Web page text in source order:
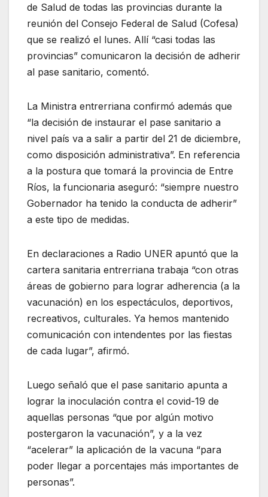
de Salud de todas las provincias durante la
reunión del Consejo Federal de Salud (Cofesa)
que se realizó el lunes. Allí “casi todas las
provincias” comunicaron la decisión de adherir
al pase sanitario, comentó.
La Ministra entrerriana confirmó además que
“la decisión de instaurar el pase sanitario a
nivel país va a salir a partir del 21 de diciembre,
como disposición administrativa”. En referencia
a la postura que tomará la provincia de Entre
Ríos, la funcionaria aseguró: “siempre nuestro
Gobernador ha tenido la conducta de adherir”
a este tipo de medidas.
En declaraciones a Radio UNER apuntó que la
cartera sanitaria entrerriana trabaja “con otras
áreas de gobierno para lograr adherencia (a la
vacunación) en los espectáculos, deportivos,
recreativos, culturales. Ya hemos mantenido
comunicación con intendentes por las fiestas
de cada lugar”, afirmó.
Luego señaló que el pase sanitario apunta a
lograr la inoculación contra el covid-19 de
aquellas personas “que por algún motivo
postergaron la vacunación”, y a la vez
“acelerar” la aplicación de la vacuna “para
poder llegar a porcentajes más importantes de
personas”.